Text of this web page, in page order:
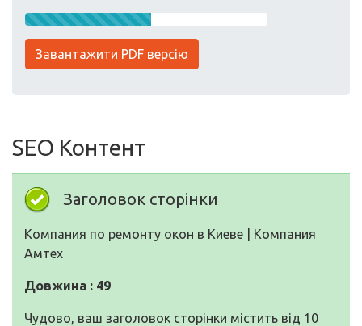
Завантажити PDF версію
SEO Контент
Заголовок сторінки
Компания по ремонту окон в Киеве | Компания
Амтех
Довжина : 49
Чудово, ваш заголовок сторінки містить від 10